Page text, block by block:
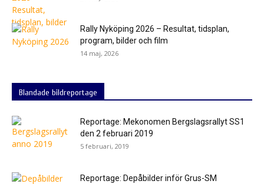
Rally Nyköping 2026 – Resultat, tidsplan,
program, bilder och film
14 maj, 2026
Blandade bildreportage
Reportage: Mekonomen Bergslagsrallyt SS1
den 2 februari 2019
5 februari, 2019
Reportage: Depåbilder inför Grus-SM